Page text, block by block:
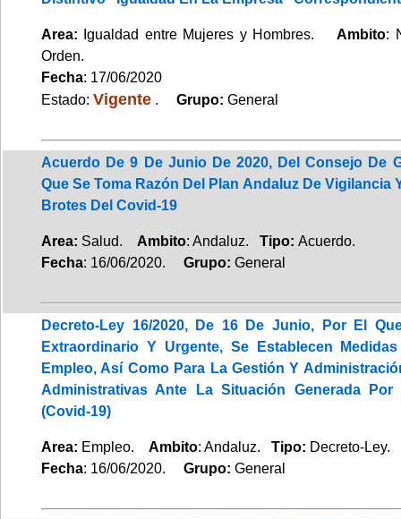
Area: Igualdad entre Mujeres y Hombres.Ambito:
Orden.
Fecha: 17/06/2020
Estado: Vigente . Grupo: General
Acuerdo De 9 De Junio De 2020, Del Consejo De
Que Se Toma Razón Del Plan Andaluz De Vigilancia
Brotes Del Covid-19
Area: Salud. Ambito: Andaluz. Tipo: Acuerdo.
Fecha: 16/06/2020. Grupo: General
Decreto-Ley 16/2020, De 16 De Junio, Por El
Extraordinario Y Urgente, Se Establecen
Empleo, Así Como Para La Gestión Y
Administrativas Ante La Situación Generada Por
(Covid-19)
Area: Empleo. Ambito: Andaluz. Tipo: Decreto-Ley.
Fecha: 16/06/2020. Grupo: General